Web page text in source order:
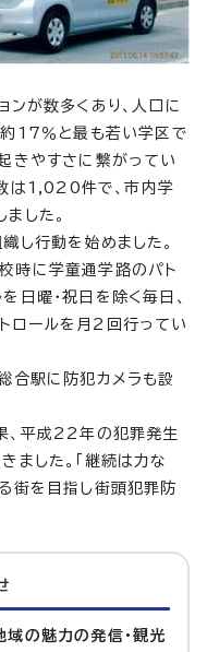
ンが数多くあり、人口に
17％と最も若い学区で
きやすさに繋がってい
は1,020件で、市内学
した。
し行動を始めました。
時に学童通学路のパト
日曜・祝日を除く毎日、
ロールを月2回行ってい
合駅に防犯カメラも設
、平成22年の犯罪発生
した。「継続は力な
街を目指し街頭犯罪防
の魅力の発信・観光